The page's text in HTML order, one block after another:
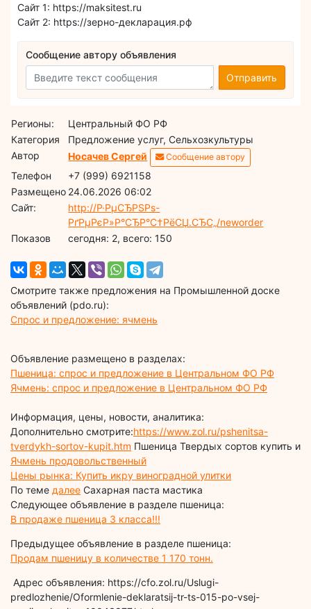
Сайт 1: https://maksitest.ru
Сайт 2: https://зерно-декларация.рф
Сообщение автору объявления
Отправить
Регионы:
Центральный ФО РФ
Категория
Предложение услуг, Сельхозкультуры
Автор
Носачев Сергей Сообщение автору
Телефон
+7 (999) 6921158
Размещено 24.06.2026 06:02
Сайт:
http://Р·РµСЂРЅРѕ-
РґРµРєР»Р°СЂР°С†РёСЏ.СЂС„/neworder
Показов
cегодня: 2, всего: 150
Смотрите также предложения на Промышленной доске
объявлений (pdo.ru):
Спрос и предложение: ячмень
Объявление размещено в разделах:
Пшеница: спрос и предложение в Центральном ФО РФ
Ячмень: спрос и предложение в Центральном ФО РФ
Информация, цены, новости, аналитика:
Дополнительно смотрите:https://www.zol.ru/pshenitsa-
tverdykh-sortov-kupit.htm Пшеница Твердых сортов купить и
Ячмень продовольственный
Цены рынка: Купить икру виноградной улитки
По теме далее Сахарная паста мастика
Следующее объявление в разделе пшеница:
В продаже пшеница 3 класса!!!
Предыдущее объявление в разделе пшеница:
Продам пшеницу в количестве 1 170 тонн.
Адрес объявления: https://cfo.zol.ru/Uslugi-
predlozhenie/Oformlenie-deklaratsij-tr-ts-015-po-vsej-